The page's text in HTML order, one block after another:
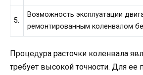
5.
Возможность эксплуатации
ремонтированным коленвалом
Процедура расточки коленвала
требует высокой точности. Для ее